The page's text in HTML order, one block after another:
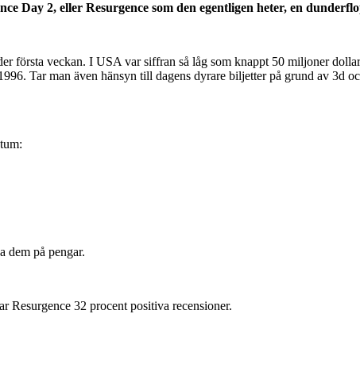
Day 2, eller Resurgence som den egentligen heter, en
första veckan. I USA var siffran så låg som knappt 50 miljoner
Tar man även hänsyn till dagens dyrare biljetter på grund av 3d
dem på pengar.
Resurgence 32 procent positiva recensioner.